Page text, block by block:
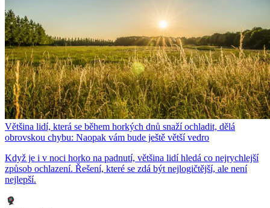
Většina lidí, která se během horkých dnů snaží ochladit, dělá
obrovskou chybu: Naopak vám bude ještě větší vedro
Když je i v noci horko na padnutí, většina lidí hledá co nejrychlejší
způsob ochlazení. Řešení, které se zdá být nejlogičtější, ale není
nejlepší.